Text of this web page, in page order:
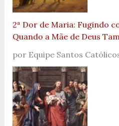
2ª Dor de Maria: Fugindo
Quando a Mãe de Deus
por Equipe Santos